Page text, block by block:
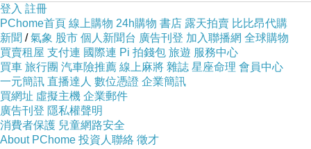
「侵門踏戶」，這樣做就是這個意思！無論
人家是正法是非法，也不是我們去檢視人
家，我們好好修自己就好。看到書上寫「如
何才能叫做連線」，看到照片嗎？其實連照
片也不必，只要「想」就可以了，對於靈界
而言，起心動念就能夠與對方連線！
登入 註冊
PChome首頁 線上購物 24h購物 書店 露天拍賣 比比昂代購
新聞 /氣象 股市 個人新聞台 廣告刊登 加入聯播網 全球購物
買賣租屋 支付連 國際連 Pi 拍錢包 旅遊 服務中心
買車 旅行團 汽車險推薦 線上麻將 雜誌 星座命理 會員中心
一元簡訊 直播達人 數位憑證 企業簡訊
買網址 虛擬主機 企業郵件
廣告刊登 隱私權聲明
消費者保護 兒童網路安全
About PChome 投資人聯絡 徵才